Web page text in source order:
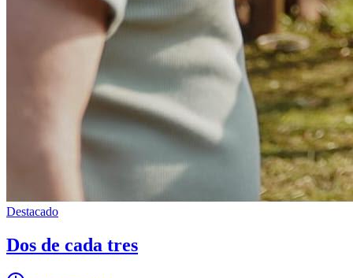
Destacado
Dos de cada tres